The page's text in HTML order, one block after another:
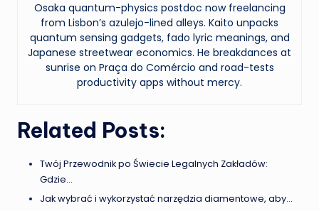
Osaka quantum-physics postdoc now freelancing
from Lisbon’s azulejo-lined alleys. Kaito unpacks
quantum sensing gadgets, fado lyric meanings, and
Japanese streetwear economics. He breakdances at
sunrise on Praça do Comércio and road-tests
productivity apps without mercy.
Related Posts:
Twój Przewodnik po Świecie Legalnych Zakładów:
Gdzie…
Jak wybrać i wykorzystać narzędzia diamentowe, aby…